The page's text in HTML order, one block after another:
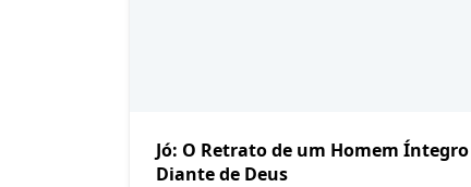
Jó: O Retrato de um Homem Íntegro
Diante de Deus